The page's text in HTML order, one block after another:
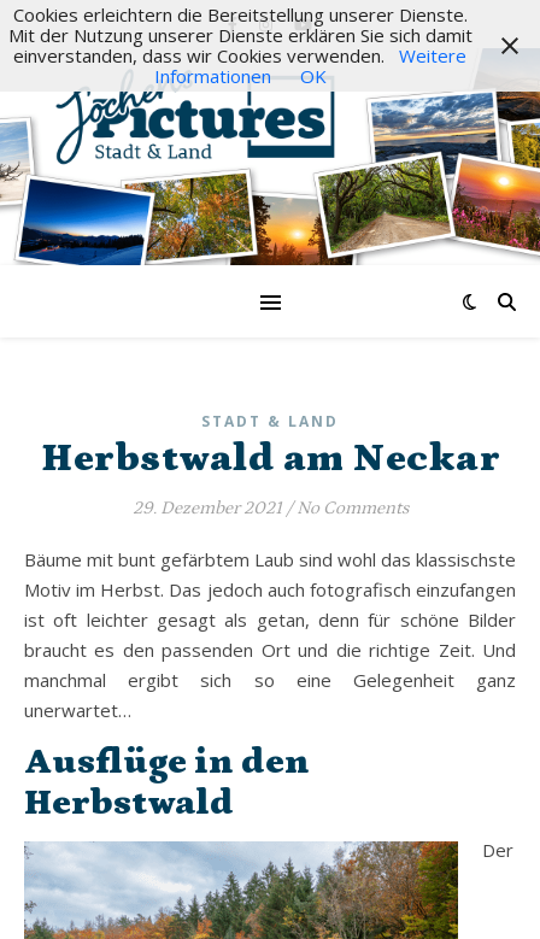
STADT & LAND
Herbstwald am Neckar
29. Dezember 2021 / No Comments
Bäume mit bunt gefärbtem Laub sind wohl das klassischste
Motiv im Herbst. Das jedoch auch fotografisch einzufangen
ist oft leichter gesagt als getan, denn für schöne Bilder
braucht es den passenden Ort und die richtige Zeit. Und
manchmal ergibt sich so eine Gelegenheit ganz
unerwartet…
Ausflüge in den
Herbstwald
Der
Cookies erleichtern die Bereitstellung unserer Dienste.
Mit der Nutzung unserer Dienste erklären Sie sich damit
einverstanden, dass wir Cookies verwenden.
Weitere
Informationen
OK